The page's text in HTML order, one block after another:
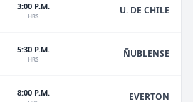
3:00 P.M.
HRS U. DE CHILE
5:30 P.M.
HRS ÑUBLENSE
8:00 P.M. EVERTON